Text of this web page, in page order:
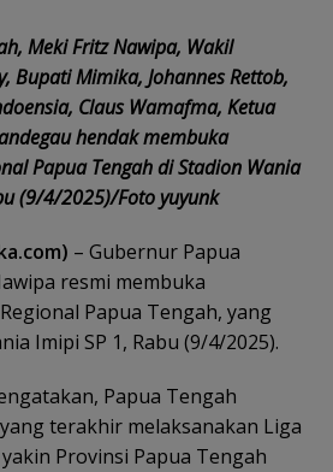
Meki Fritz Nawipa, Wakil
Bupati Mimika, Johannes Rettob,
Claus Wamafma, Ketua
hendak membuka
Papua Tengah di Stadion Wania
(9/4/2025)/Foto yuyunk
– Gubernur Papua
resmi membuka
Papua Tengah, yang
Imipi SP 1, Rabu (9/4/2025).
Papua Tengah
terakhir melaksanakan Liga
Provinsi Papua Tengah